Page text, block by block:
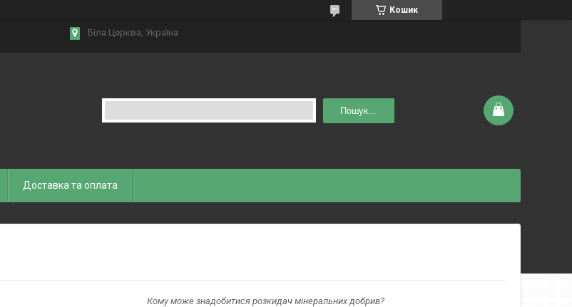
Кошик
Біла Церква, Україна
Пошук...
Доставка та оплата
Кому може знадобитися розкидач мінеральних добрив?